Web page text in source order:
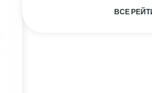
ВСЕ